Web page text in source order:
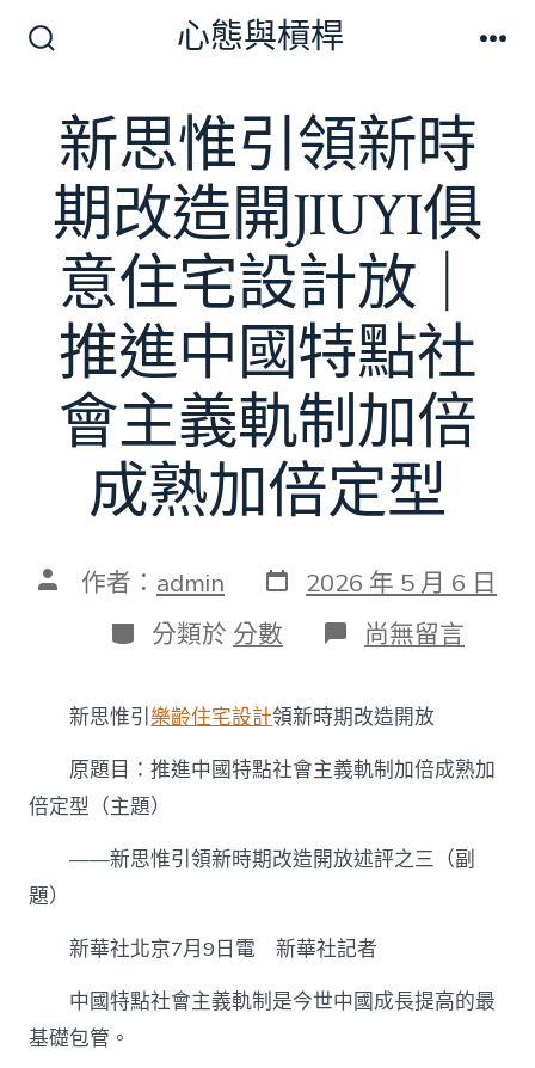
切
換
開
關
心態與槓桿
新思惟引領新時
期改造開JIUYI俱
意住宅設計放｜
推進中國特點社
會主義軌制加倍
成熟加倍定型
文 作者： admin 發
表
日
期
2026 年 5 月 6 日
分
類
分類於 分數 在
〈新
惟
引
領
新
改
造
俱
意
住
宅
尚無留言
新思惟引樂齡住宅設計領新時期改造開放
原題目：推進中國特點社會主義軌制加倍成熟加
倍定型（主題）
——新思惟引領新時期改造開放述評之三（副
題）
新華社北京7月9日電 新華社記者
中國特點社會主義軌制是今世中國成長提高的最
基礎包管。